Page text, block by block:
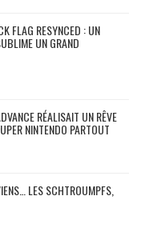
FLAG RESYNCED : UN
UN GRAND
RÉALISAIT UN RÊVE
NINTENDO PARTOUT
LES SCHTROUMPFS,